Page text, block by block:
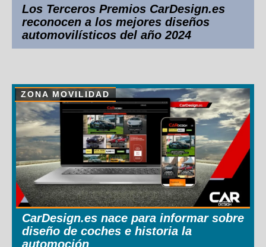
Los Terceros Premios CarDesign.es
reconocen a los mejores diseños
automovilísticos del año 2024
ZONA MOVILIDAD
CarDesign.es nace para informar sobre
diseño de coches e historia la
automoción